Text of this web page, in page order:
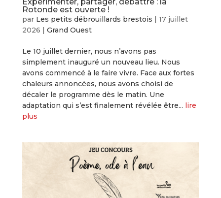
Expérimenter, partager, débattre : la
Rotonde est ouverte !
par Les petits débrouillards brestois
17 juillet
2026
Grand Ouest
Le 10 juillet dernier, nous n’avons pas
simplement inauguré un nouveau lieu. Nous
avons commencé à le faire vivre. Face aux fortes
chaleurs annoncées, nous avons choisi de
décaler le programme dès le matin. Une
adaptation qui s’est finalement révélée être... lire
plus